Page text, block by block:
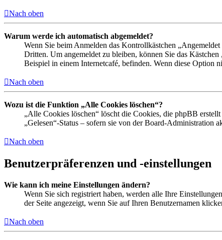
Nach oben
Warum werde ich automatisch abgemeldet?
Wenn Sie beim Anmelden das Kontrollkästchen
Dritten. Um angemeldet zu bleiben, können Sie das
Beispiel in einem Internetcafé, befinden. Wenn diese Option
Nach oben
Wozu ist die Funktion „Alle Cookies löschen“?
„Alle Cookies löschen“ löscht die Cookies, die phpBB
„Gelesen“-Status – sofern sie von der Board-Administration
Nach oben
Benutzerpräferenzen und -einstellungen
Wie kann ich meine Einstellungen ändern?
Wenn Sie sich registriert haben, werden alle Ihre
der Seite angezeigt, wenn Sie auf Ihren Benutzernamen
Nach oben